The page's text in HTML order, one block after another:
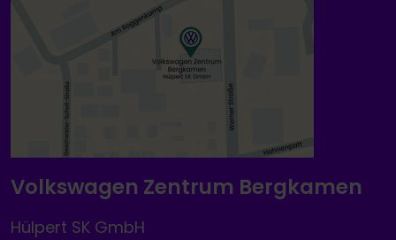
Volkswagen Zentrum Bergkamen
Hülpert SK GmbH